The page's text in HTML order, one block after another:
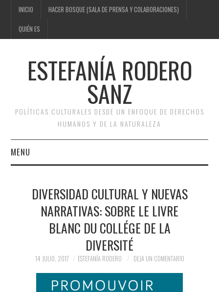
INICIO HACER BOSQUE (SALA DE PRENSA Y COLABORACIONES)
QUIÉN ES
ESTEFANÍA RODERO
SANZ
POLÍTICAS CULTURALES DESDE UN ENFOQUE DE DERECHOS
HUMANOS Y DE LA NATURALEZA
MENU
HACER BOSQUE (SALA DE
PRENSA Y
QUIÉN ES
DIVERSIDAD CULTURAL Y NUEVAS
NARRATIVAS: SOBRE LE LIVRE
BLANC DU COLLÉGE DE LA
DIVERSITÉ
14 JULIO, 2017 ESTEFANÍA RODERO DEJA UN COMENTARIO